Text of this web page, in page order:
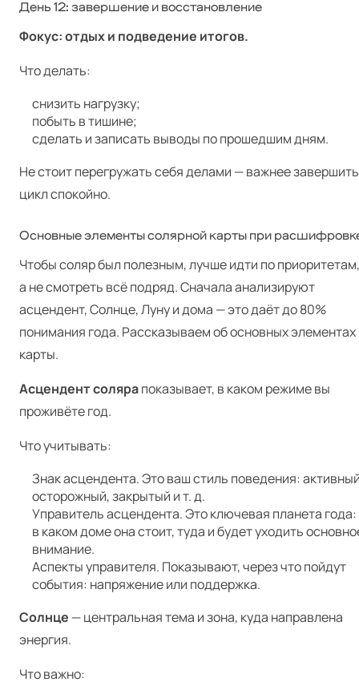
День 12: завершение и восстановление
Фокус: отдых и подведение итогов.
Что делать:
снизить нагрузку;
побыть в тишине;
сделать и записать выводы по прошедшим дням.
Не стоит перегружать себя делами — важнее завершить
цикл спокойно.
Основные элементы солярной карты при
Чтобы соляр был полезным, лучше идти по приоритетам,
а не смотреть всё подряд. Сначала анализируют
асцендент, Солнце, Луну и дома — это даёт до 80%
понимания года. Рассказываем об основных элементах
карты.
Асцендент солярапоказывает, в каком режиме вы
проживёте год.
Что учитывать:
Знак асцендента. Это ваш стиль поведения:
осторожный, закрытый и т. д.
Управитель асцендента. Это ключевая планета года:
в каком доме она стоит, туда и будет уходить
внимание.
Аспекты управителя. Показывают, через что пойдут
события: напряжение или поддержка.
Солнце — центральная тема и зона, куда направлена
энергия.
Что важно: